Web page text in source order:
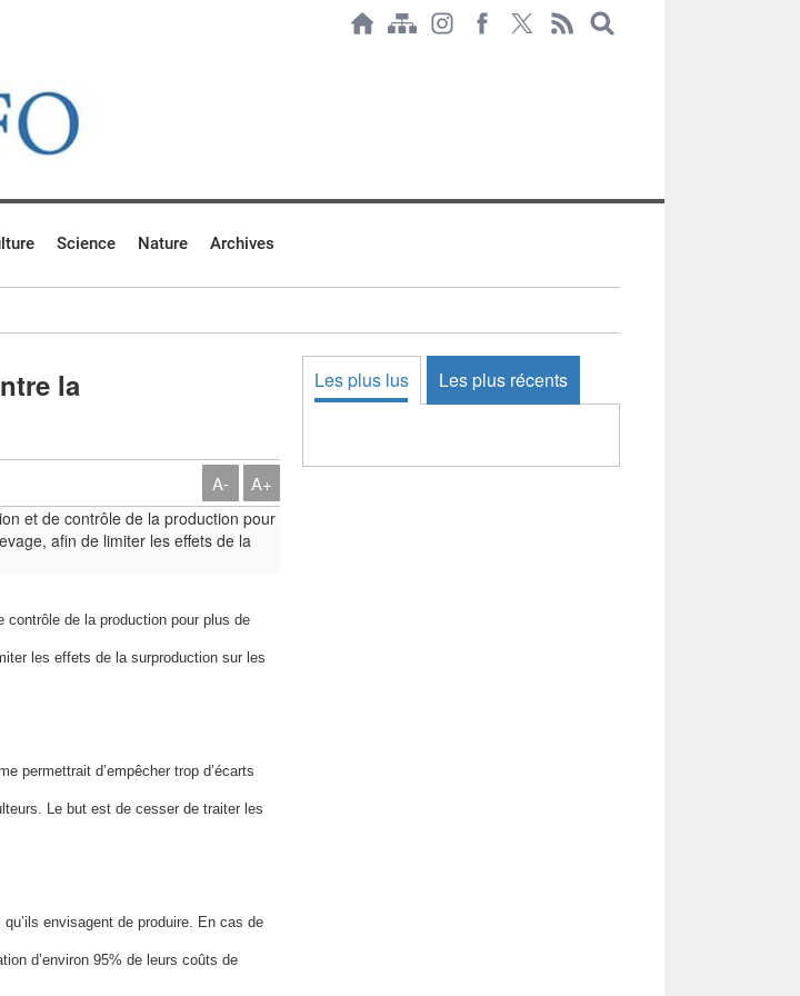
Science Nature Archives
la
A- A+
contrôle de la production pour plus de
les effets de la surproduction sur les
permettrait d’empêcher trop d’écarts
Le but est de cesser de traiter les
envisagent de produire. En cas de
d’environ 95% de leurs coûts de
Les plus lus Les plus récents